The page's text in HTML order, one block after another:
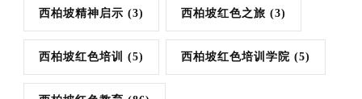
西柏坡精神启示 (3) 西柏坡红色之旅 (3)
西柏坡红色培训 (5) 西柏坡红色培训学院 (5)